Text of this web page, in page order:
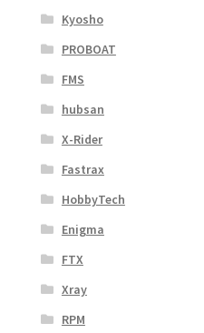
Kyosho
PROBOAT
FMS
hubsan
X-Rider
Fastrax
HobbyTech
Enigma
FTX
Xray
RPM